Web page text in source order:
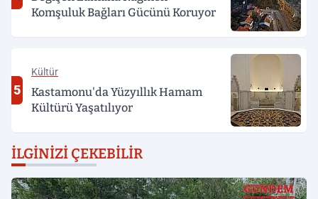
Komşuluk Bağları Gücünü Koruyor
5
Kültür
Kastamonu'da Yüzyıllık Hamam
Kültürü Yaşatılıyor
İLGINIZI ÇEKEBILIR